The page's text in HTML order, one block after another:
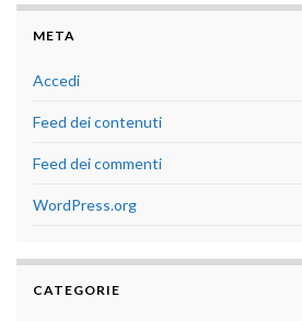
META
Accedi
Feed dei contenuti
Feed dei commenti
WordPress.org
CATEGORIE